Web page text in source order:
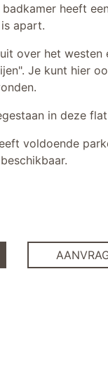
heeft
apart.
over het westen
Je kunt hier
in deze
voldoende